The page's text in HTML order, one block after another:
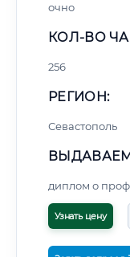
очно
КОЛ-ВО
256
РЕГИОН:
Севастополь
диплом о
Узнать цену